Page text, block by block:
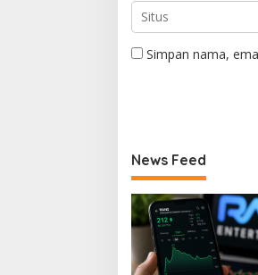
Simpan nama,
News Feed